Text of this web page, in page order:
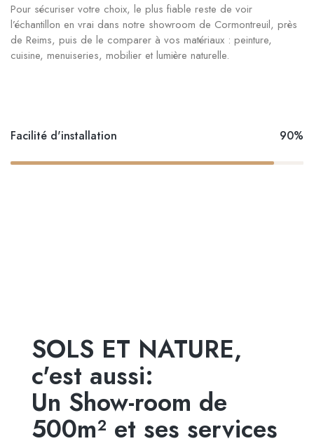
Pour sécuriser votre choix, le plus fiable reste de voir
l’échantillon en vrai dans notre showroom de Cormontreuil, près
de Reims, puis de le comparer à vos matériaux : peinture,
cuisine, menuiseries, mobilier et lumière naturelle.
Facilité d'installation 90%
SOLS ET NATURE,
c'est aussi:
Un Show-room de
500m² et ses services